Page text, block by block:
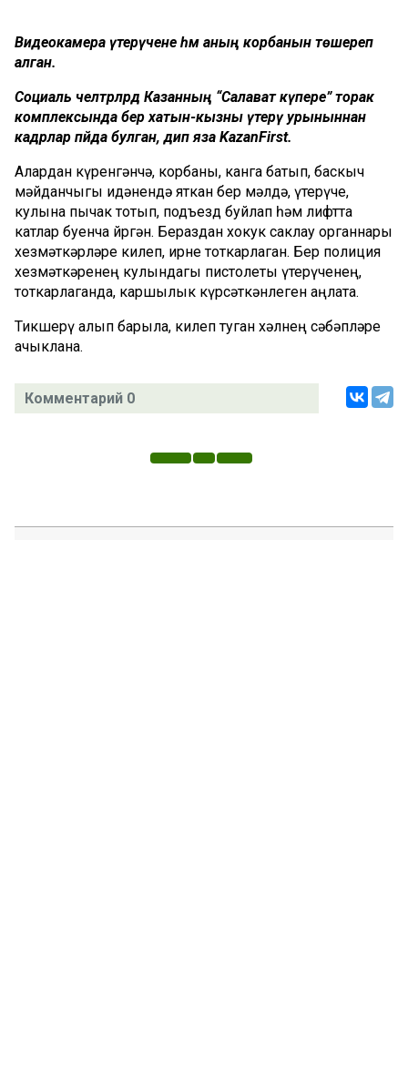
Видеокамера үтерүчене һәм аның корбанын төшереп
алган.
Социаль челтәрләрдә Казанның “Салават күпере” торак
комплексында бер хатын-кызны үтерү урыныннан
кадрлар пәйда булган, дип яза KazanFirst.
Алардан күренгәнчә, корбаны, канга батып, баскыч
мәйданчыгы идәнендә яткан бер мәлдә, үтерүче,
кулына пычак тотып, подъезд буйлап һәм лифтта
катлар буенча йөргән. Бераздан хокук саклау органнары
хезмәткәрләре килеп, ирне тоткарлаган. Бер полиция
хезмәткәренең кулындагы пистолеты үтерүченең,
тоткарлаганда, каршылык күрсәткәнлеген аңлата.
Тикшерү алып барыла, килеп туган хәлнең сәбәпләре
ачыклана.
Комментарий 0